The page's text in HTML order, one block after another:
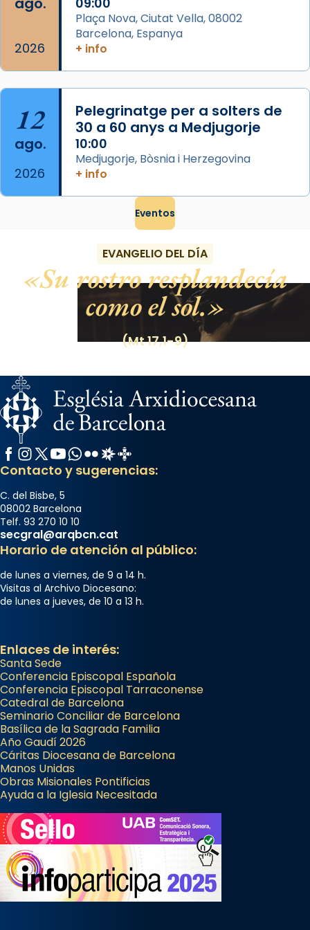
2026
Plaça Nova, Ciutat Vella, 08002
Barcelona, Espanya
+ info
12
ago.
2026
Pelegrinatge per a solters de
30 a 60 anys a Medjugorje
10:00
Medjugorje, Bòsnia i Herzegovina
+ info
Eventos
EVANGELIO DEL DÍA
Su rostro resplandecía
como el sol.
(Mt 17,1-9)
Facebook
Instagram
X / Twitter
YouTube
WhatsApp
FlickrRadio Estel
Catalunya Cristiana
Contacto y sugerencias:
C. del Bisbe, 5
08002 Barcelona
Telf. 93 270 10 10
secgral@arqbcn.cat
Horario de atención al público:
de lunes a viernes, de 9 a 14 h.
Visitas al Archivo Diocesano:
de lunes a jueves, de 10 a 13 h.
Enlaces de interés:
Santa Sede
Conferencia Episcopal Española
Conferencia Episcopal Tarraconense
Catedral de Barcelona
Seminario Conciliar de Barcelona
Basílica de la Sagrada Familia
Año Gaudí 2026
Cáritas Diocesana de Barcelona
Manos Unidas
Obras Misionales Pontificias
Ayuda a la Iglesia Necesitada